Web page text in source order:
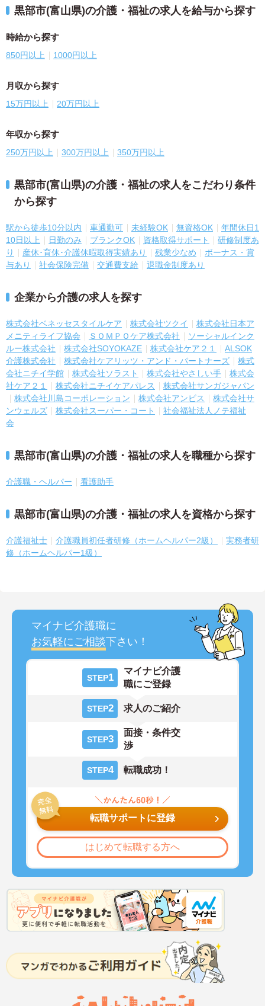
黒部市(富山県)の介護・福祉の求人を給与から探す
時給から探す
850円以上 1000円以上
月収から探す
15万円以上 20万円以上
年収から探す
250万円以上 300万円以上 350万円以上
黒部市(富山県)の介護・福祉の求人をこだわり条件
から探す
駅から徒歩10分以内 車通勤可 未経験OK 無資格OK
年間休日1
10日以上
日勤のみ ブランクOK 資格取得サポート
研修制度あ
り
産休･育休･介護休暇取得実績あり 残業少なめ
ボーナス・賞
与あり
社会保険完備 交通費支給 退職金制度あり
企業から介護の求人を探す
株式会社ベネッセスタイルケア 株式会社ツクイ
株式会社日本ア
メニティライフ協会
ＳＯＭＰＯケア株式会社
ソーシャルインク
ルー株式会社
株式会社SOYOKAZE 株式会社ケア２１
ALSOK
介護株式会社
株式会社ケアリッツ・アンド・パートナーズ
株式
会社ニチイ学館
株式会社ソラスト 株式会社やさしい手
株式会
社ケア２１
株式会社ニチイケアパレス
株式会社サンガジャパン
株式会社川島コーポレーション
株式会社アンビス
株式会社サ
ンウェルズ
株式会社スーパー・コート
社会福祉法人ノテ福祉
会
黒部市(富山県)の介護・福祉の求人を職種から探す
介護職・ヘルパー 看護助手
黒部市(富山県)の介護・福祉の求人を資格から探す
介護福祉士 介護職員初任者研修（ホームヘルパー2級）
実務者研
修（ホームヘルパー1級）
マイナビ介護職に
お気軽にご相談下さい！
STEP1
マイナビ介護
職にご登録
STEP2 求人のご紹介
STEP3
面接・条件交
渉
STEP4 転職成功！
転職サポートに登録
はじめて転職する方へ